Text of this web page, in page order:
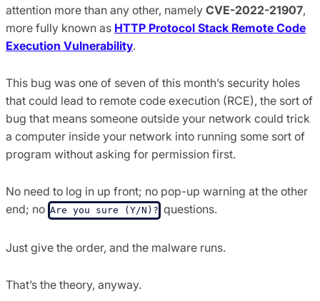
attention more than any other, namely CVE-2022-21907,
more fully known as HTTP Protocol Stack Remote Code
Execution Vulnerability.
This bug was one of seven of this month’s security holes
that could lead to remote code execution (RCE), the sort of
bug that means someone outside your network could trick
a computer inside your network into running some sort of
program without asking for permission first.
No need to log in up front; no pop-up warning at the other
end; no Are you sure (Y/N)? questions.
Just give the order, and the malware runs.
That’s the theory, anyway.